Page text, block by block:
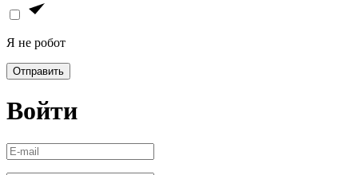
Я не робот
Отправить
Войти